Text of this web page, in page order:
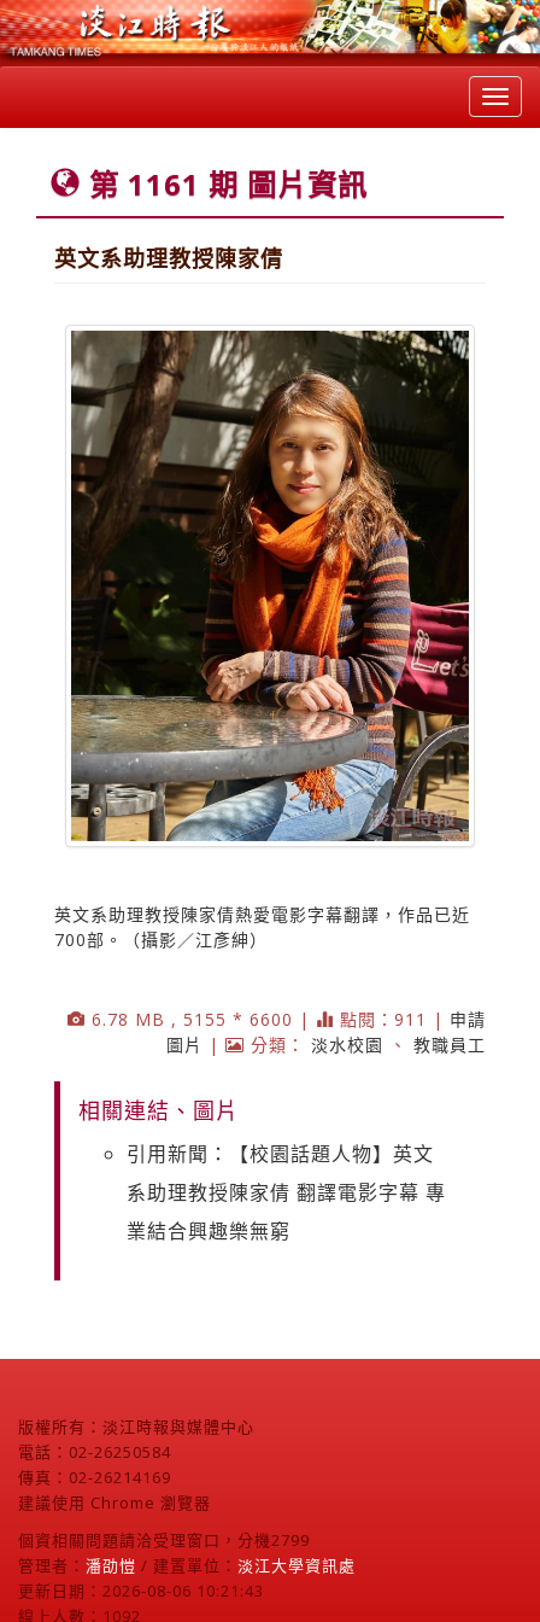
第 1161 期 圖片資訊
英文系助理教授陳家倩
英文系助理教授陳家倩熱愛電影字幕翻譯，作品已近
700部。（攝影／江彥紳）
6.78 MB , 5155 * 6600 | 點閱：911 | 申請
圖片
| 分類： 淡水校園 、 教職員工
相關連結、圖片
引用新聞：【校園話題人物】英文
系助理教授陳家倩 翻譯電影字幕 專
業結合興趣樂無窮
版權所有：淡江時報與媒體中心
電話：02-26250584
傳真：02-26214169
建議使用 Chrome 瀏覽器
個資相關問題請洽受理窗口，分機2799
管理者： 潘劭愷 / 建置單位： 淡江大學資訊處
更新日期：2026-08-06 10:21:43
線上人數：1092